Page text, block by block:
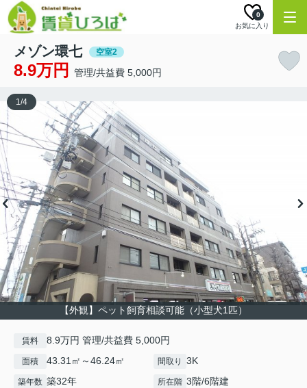
お気に入り
0
メゾン環七 空室2
8.9万円 管理/共益費 5,000円
【外観】ペット飼育相談可能（小型犬1匹）
1/4
賃料 8.9万円 管理/共益費 5,000円
面積 43.31㎡～46.24㎡ 間取り 3K
築年数 築32年 所在階 3階/6階建